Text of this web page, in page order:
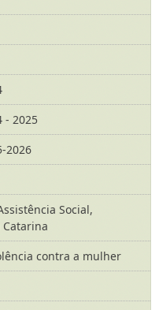
- 2025
2026
Social,
contra a mulher